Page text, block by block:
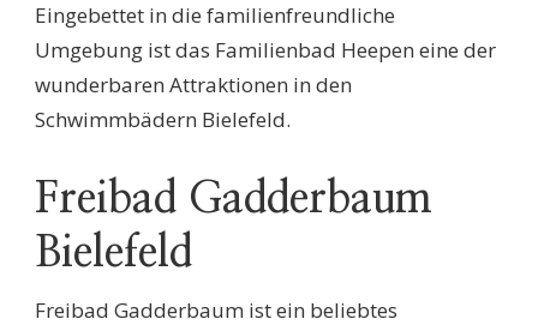
Eingebettet in die familienfreundliche
Umgebung ist das Familienbad Heepen eine der
wunderbaren Attraktionen in den
Schwimmbädern Bielefeld.
Freibad Gadderbaum
Bielefeld
Freibad Gadderbaum ist ein beliebtes